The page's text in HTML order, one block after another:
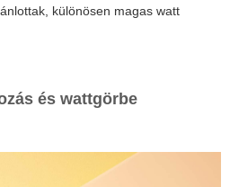
különösen magas watt
és wattgörbe